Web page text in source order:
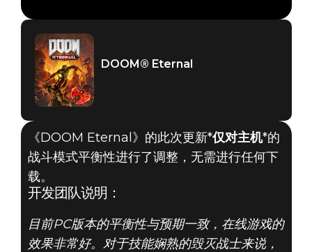
DOOM® Eternal
《DOOM Eternal》的此次更新*仅对主机*的
战斗模式平衡性进行了调整，无需进行任何下
载。
开发团队说明：
目前PC版本的平衡性与预期一致，在线游戏的
效果非常好。对于技能娴熟的毁灭战士来说，